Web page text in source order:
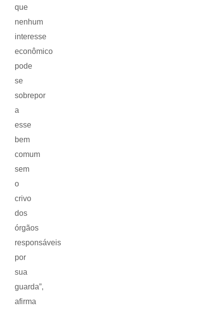
que
nenhum
interesse
econômico
pode
se
sobrepor
a
esse
bem
comum
sem
o
crivo
dos
órgãos
responsáveis
por
sua
guarda”,
afirma